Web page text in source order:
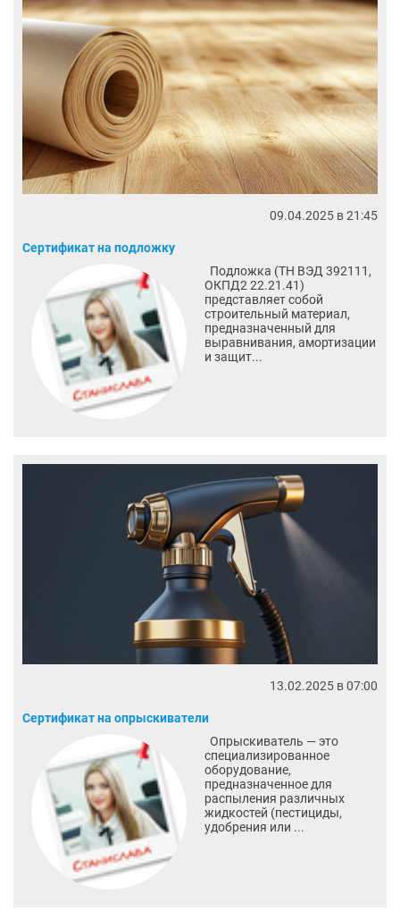
09.04.2025 в 21:45
Сертификат на подложку
Подложка (ТН ВЭД 392111,
ОКПД2 22.21.41)
представляет собой
строительный материал,
предназначенный для
выравнивания, амортизации
и защит...
13.02.2025 в 07:00
Сертификат на опрыскиватели
Опрыскиватель — это
специализированное
оборудование,
предназначенное для
распыления различных
жидкостей (пестициды,
удобрения или ...